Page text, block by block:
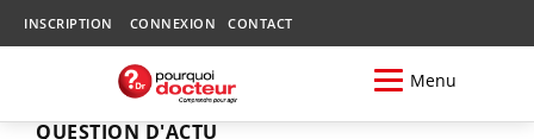
INSCRIPTION CONNEXION CONTACT
Menu
QUESTION D'ACTU